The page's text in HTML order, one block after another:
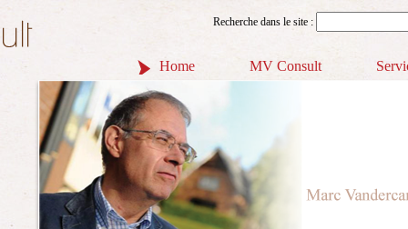
Recherche dans le site :
Home MV Consult